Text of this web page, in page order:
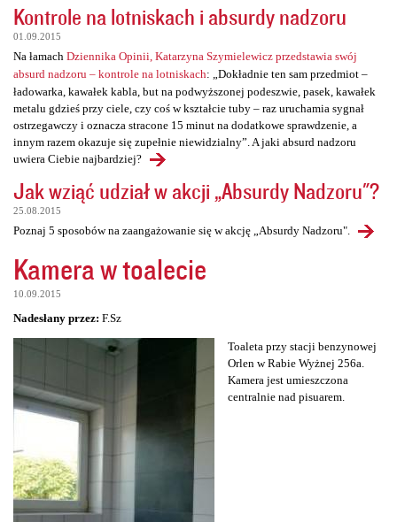
Kontrole na lotniskach i absurdy nadzoru
01.09.2015
Na łamach Dziennika Opinii, Katarzyna Szymielewicz przedstawia swój
absurd nadzoru – kontrole na lotniskach: „Dokładnie ten sam przedmiot –
ładowarka, kawałek kabla, but na podwyższonej podeszwie, pasek, kawałek
metalu gdzieś przy ciele, czy coś w kształcie tuby – raz uruchamia sygnał
ostrzegawczy i oznacza stracone 15 minut na dodatkowe sprawdzenie, a
innym razem okazuje się zupełnie niewidzialny”. A jaki absurd nadzoru
uwiera Ciebie najbardziej?
Jak wziąć udział w akcji „Absurdy Nadzoru"?
25.08.2015
Poznaj 5 sposobów na zaangażowanie się w akcję „Absurdy Nadzoru".
Kamera w toalecie
10.09.2015
Nadesłany przez: F.Sz
Toaleta przy stacji benzynowej
Orlen w Rabie Wyżnej 256a.
Kamera jest umieszczona
centralnie nad pisuarem.